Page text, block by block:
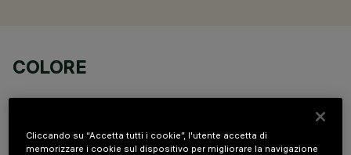
COLORE
Cliccando su “Accetta tutti i cookie”, l'utente accetta di
memorizzare i cookie sul dispositivo per migliorare la navigazione